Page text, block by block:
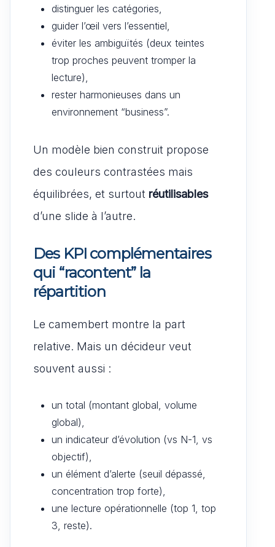
distinguer les catégories,
guider l’œil vers l’essentiel,
éviter les ambiguïtés (deux teintes
trop proches peuvent tromper la
lecture),
rester harmonieuses dans un
environnement “business”.
Un modèle bien construit propose
des couleurs contrastées mais
équilibrées, et surtout réutilisables
d’une slide à l’autre.
Des KPI complémentaires
qui “racontent” la
répartition
Le camembert montre la part
relative. Mais un décideur veut
souvent aussi :
un total (montant global, volume
global),
un indicateur d’évolution (vs N-1, vs
objectif),
un élément d’alerte (seuil dépassé,
concentration trop forte),
une lecture opérationnelle (top 1, top
3, reste).